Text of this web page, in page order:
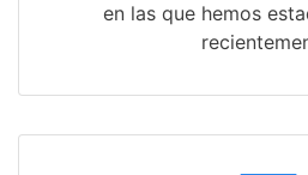
en las que hemos